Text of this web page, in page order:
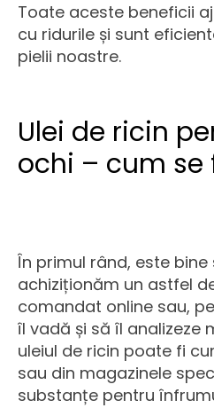
Toate aceste beneficii
cu ridurile și sunt
pielii noastre.
Ulei de ricin
ochi – cum se
În primul rând, este
achiziționăm un astfel
comandat online sau,
îl vadă și să îl analizeze
uleiul de ricin poate fi
sau din magazinele
substanțe pentru